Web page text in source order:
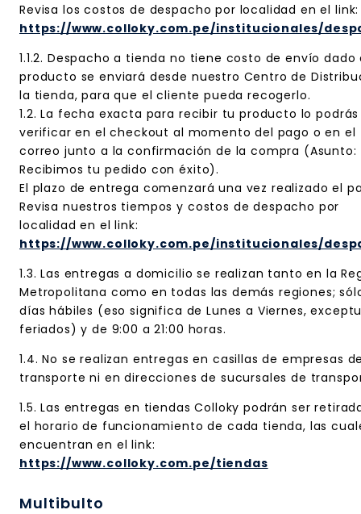
Revisa los costos de despacho por localidad en el link:
https://www.colloky.com.pe/institucionales/
1.1.2. Despacho a tienda no tiene costo de envío dado
producto se enviará desde nuestro Centro de
la tienda, para que el cliente pueda recogerlo.
1.2. La fecha exacta para recibir tu producto lo podrás
verificar en el checkout al momento del pago o en el
correo junto a la confirmación de la compra (Asunto:
Recibimos tu pedido con éxito).
El plazo de entrega comenzará una vez realizado el
Revisa nuestros tiempos y costos de despacho por
localidad en el link:
https://www.colloky.com.pe/institucionales/
1.3. Las entregas a domicilio se realizan tanto en la
Metropolitana como en todas las demás regiones;
días hábiles (eso significa de Lunes a Viernes,
feriados) y de 9:00 a 21:00 horas.
1.4. No se realizan entregas en casillas de empresas
transporte ni en direcciones de sucursales de
1.5. Las entregas en tiendas Colloky podrán ser
el horario de funcionamiento de cada tienda, las
encuentran en el link:
https://www.colloky.com.pe/tiendas
Multibulto